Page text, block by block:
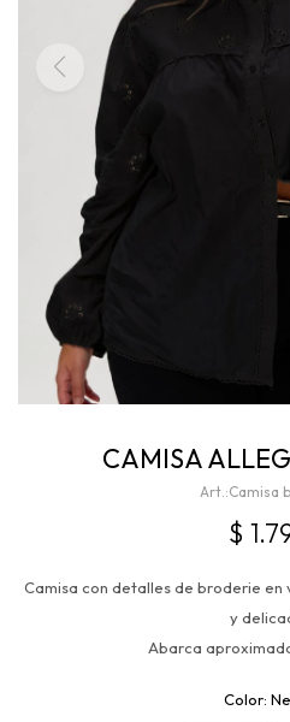
CAMISA
Camisa
$
Camisa con detalles de broderie
y
Abarca